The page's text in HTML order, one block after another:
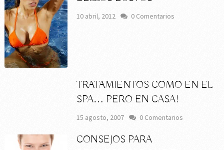
10 abril, 2012 0 Comentarios
TRATAMIENTOS COMO EN EL
SPA… PERO EN CASA!
15 agosto, 2007 0 Comentarios
CONSEJOS PARA